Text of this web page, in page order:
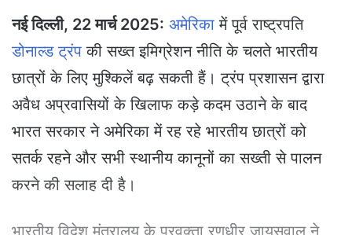
नई दिल्ली, 22 मार्च 2025: अमेरिका में पूर्व राष्ट्रपति
डोनाल्ड ट्रंप की सख्त इमिग्रेशन नीति के चलते भारतीय
छात्रों के लिए मुश्किलें बढ़ सकती हैं। ट्रंप प्रशासन द्वारा
अवैध अप्रवासियों के खिलाफ कड़े कदम उठाने के बाद
भारत सरकार ने अमेरिका में रह रहे भारतीय छात्रों को
सतर्क रहने और सभी स्थानीय कानूनों का सख्ती से पालन
करने की सलाह दी है।
भारतीय विदेश मंत्रालय के प्रवक्ता रणधीर जायसवाल ने